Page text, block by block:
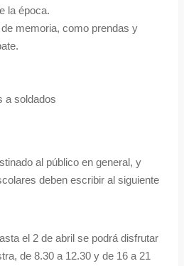
la época.
memoria, como prendas y
a soldados
al público en general, y
deben escribir al siguiente
el 2 de abril se podrá disfrutar
de 8.30 a 12.30 y de 16 a 21